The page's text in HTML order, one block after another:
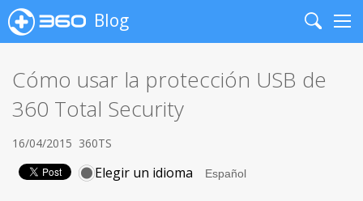
Blog
Search
Cómo usar la protección USB de
360 Total Security
16/04/2015 360TS
Elegir un idioma